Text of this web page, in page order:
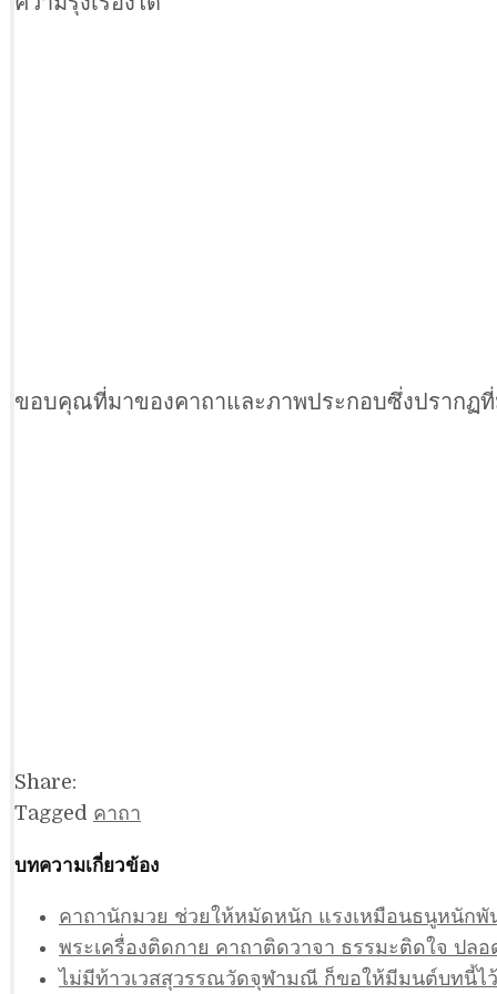
ขอบคุณที่มาของคาถาและภาพประกอบซึ่งปรากฏ
Share:
Tagged คาถา
บทความเกี่ยวข้อง
คาถานักมวย ช่วยให้หมัดหนัก แรงเหมือนธนูหนักพั
พระเครื่องติดกาย คาถาติดวาจา ธรรมะติดใจ ปล
ไม่มีท้าวเวสสุวรรณวัดจุฬามณี ก็ขอให้มีมนต์บทนี้ไว้